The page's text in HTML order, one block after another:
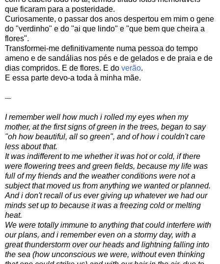
que ficaram para a posteridade.
Curiosamente, o passar dos anos despertou em mim o gene
do "verdinho" e do "ai que lindo" e "que bem que cheira a
flores".
Transformei-me definitivamente numa pessoa do tempo
ameno e de sandálias nos pés e de gelados e de praia e de
dias compridos. E de flores. E do verão.
E essa parte devo-a toda à minha mãe.
---
I remember well how much i rolled my eyes when my
mother, at the first signs of green in the trees, began to say
"oh how beautiful, all so green", and of howi couldn't care
less about that.
Itwas indifferent to me whether it was hot or cold, if there
were flowering trees and green fields, because my life was
full of my friends and the weather conditions were not a
subject that moved us from anything we wanted or planned.
And i don't recall ofus ever giving up whatever we had our
minds set up to because it was a freezing cold ormelting
heat.
We were totally immune to anything that could interfere with
our plans, andi remember even on a stormy day, with a
great thunderstorm over our heads and lightning falling into
the sea (how unconscious we were, without even thinking